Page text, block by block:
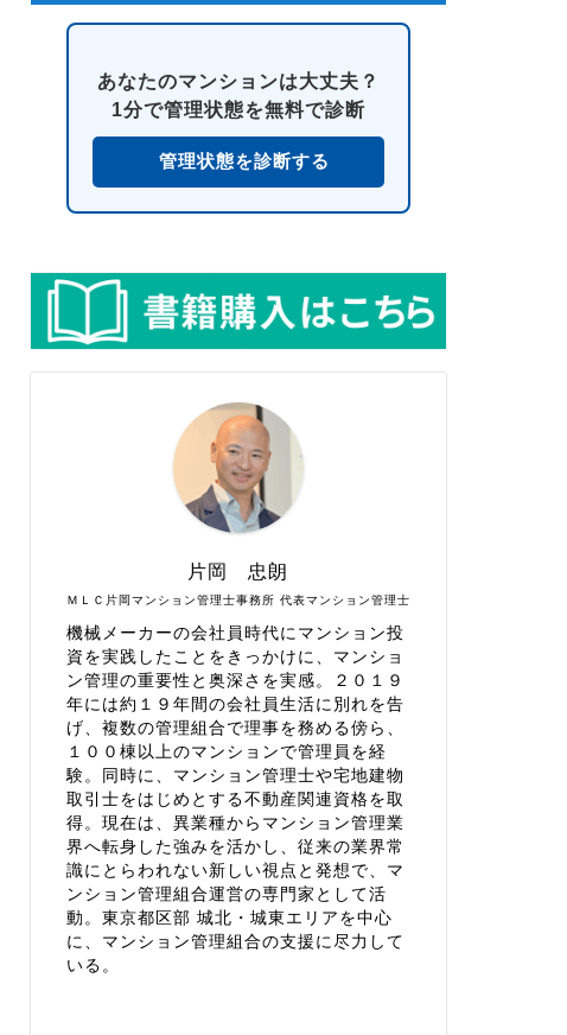
あなたのマンションは大丈夫？
1分で管理状態を無料で診断
管理状態を診断する
ＭＬＣ片岡マンション管理士事務所 代表マンション管理士
片岡 忠朗
機械メーカーの会社員時代にマンション投
資を実践したことをきっかけに、マンショ
ン管理の重要性と奥深さを実感。２０１９
年には約１９年間の会社員生活に別れを告
げ、複数の管理組合で理事を務める傍ら、
１００棟以上のマンションで管理員を経
験。同時に、マンション管理士や宅地建物
取引士をはじめとする不動産関連資格を取
得。現在は、異業種からマンション管理業
界へ転身した強みを活かし、従来の業界常
識にとらわれない新しい視点と発想で、マ
ンション管理組合運営の専門家として活
動。東京都区部 城北・城東エリアを中心
に、マンション管理組合の支援に尽力して
いる。